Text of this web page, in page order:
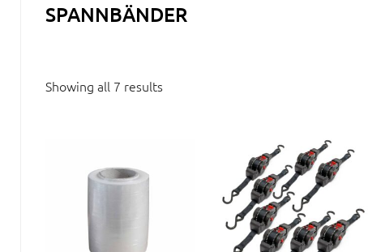
SPANNBÄNDER
Showing all 7 results